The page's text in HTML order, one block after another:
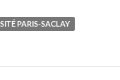
PARIS-SACLAY